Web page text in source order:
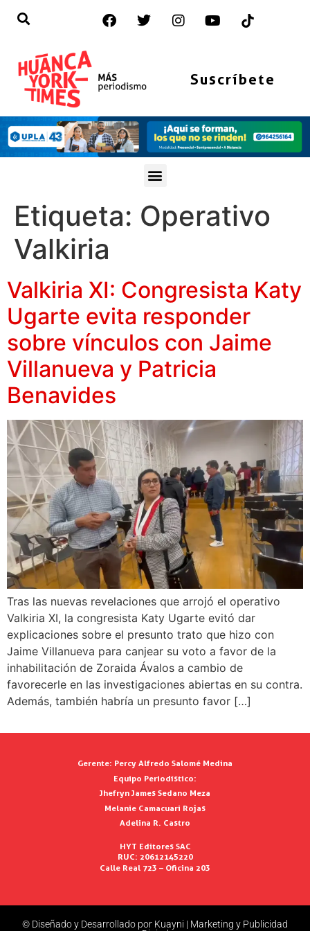
Suscríbete
Etiqueta: Operativo
Valkiria
Valkiria XI: Congresista Katy
Ugarte evita responder
sobre vínculos con Jaime
Villanueva y Patricia
Benavides
Tras las nuevas revelaciones que arrojó el operativo
Valkiria XI, la congresista Katy Ugarte evitó dar
explicaciones sobre el presunto trato que hizo con
Jaime Villanueva para canjear su voto a favor de la
inhabilitación de Zoraida Ávalos a cambio de
favorecerle en las investigaciones abiertas en su contra.
Además, también habría un presunto favor […]
Gerente: Percy Alfredo Salomé Medina
Equipo Periodístico:
Jhefryn James Sedano Meza
Melanie Camacuari Rojas
Adelina R. Castro
HYT Editores SAC
RUC: 20612145220
Calle Real 723 – Oficina 203
© Diseñado y Desarrollado por Kuayni | Marketing y Publicidad